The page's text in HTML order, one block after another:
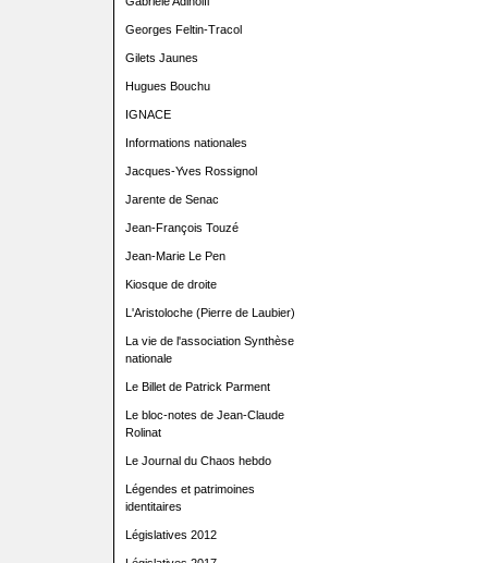
Georges Feltin-Tracol
Gilets Jaunes
Hugues Bouchu
IGNACE
Informations nationales
Jacques-Yves Rossignol
Jarente de Senac
Jean-François Touzé
Jean-Marie Le Pen
Kiosque de droite
L'Aristoloche (Pierre de Laubier)
La vie de l'association Synthèse
nationale
Le Billet de Patrick Parment
Le bloc-notes de Jean-Claude
Rolinat
Le Journal du Chaos hebdo
Légendes et patrimoines
identitaires
Législatives 2012